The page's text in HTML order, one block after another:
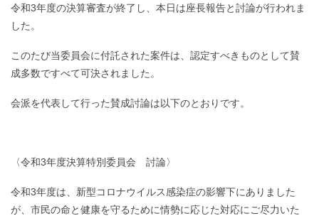
令和3年度の決算審査が終了し、本日は座長報告と討論が行われま
した。
このたび当委員会に付託された案件は、認定すべきものとして賛
成多数ですべて可決されました。
会派を代表して行った賛成討論は以下のとおりです。
〈令和3年度決算特別委員会 討論〉
令和3年度は、新型コロナウイルス感染症の影響下にありました
が、市民の命と健康を守るために情勢に応じた対応にご尽力いた